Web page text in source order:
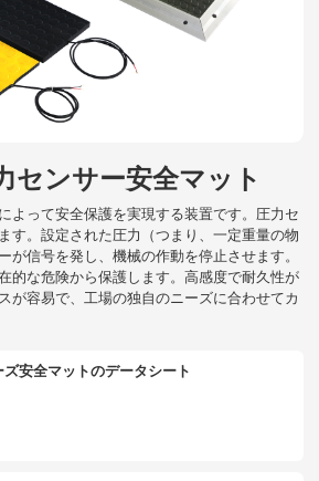
センサー安全マット
よって安全保護を実現する装置です。圧力セ
す。設定された圧力（つまり、一定重量の物
が信号を発し、機械の作動を停止させます。
的な危険から保護します。高感度で耐久性が
が容易で、工場の独自のニーズに合わせてカ
安全マットのデータシート